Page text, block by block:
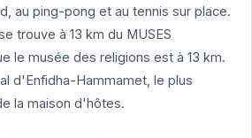
au ping-pong et au tennis sur place.
trouve à 13 km du MUSES
le musée des religions est à 13 km.
d'Enfidha-Hammamet, le plus
la maison d'hôtes.